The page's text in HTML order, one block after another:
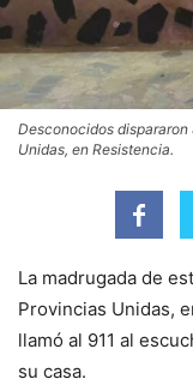
Desconocidos
Unidas, en Resistencia.
La madrugada de
Provincias Unidas,
llamó al 911 al
su casa.